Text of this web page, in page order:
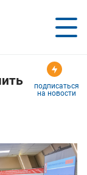
подписаться
на новости